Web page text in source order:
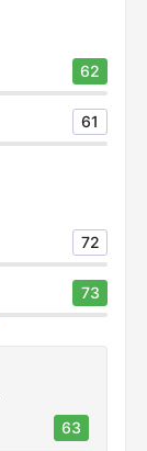
62
61
72
73
63